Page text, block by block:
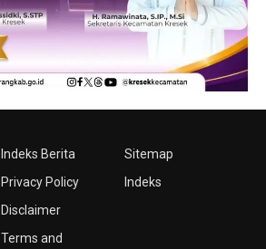
Indeks Berita
Privacy Policy
Disclaimer
Terms and
Sitemap
Indeks